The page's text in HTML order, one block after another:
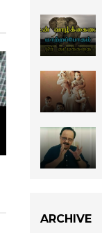
ARCHIVE